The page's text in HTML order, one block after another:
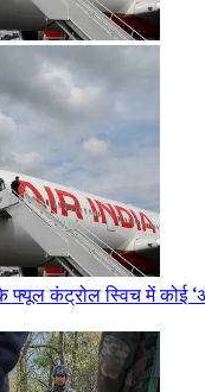
फ्यूल कंट्रोल स्विच में कोई